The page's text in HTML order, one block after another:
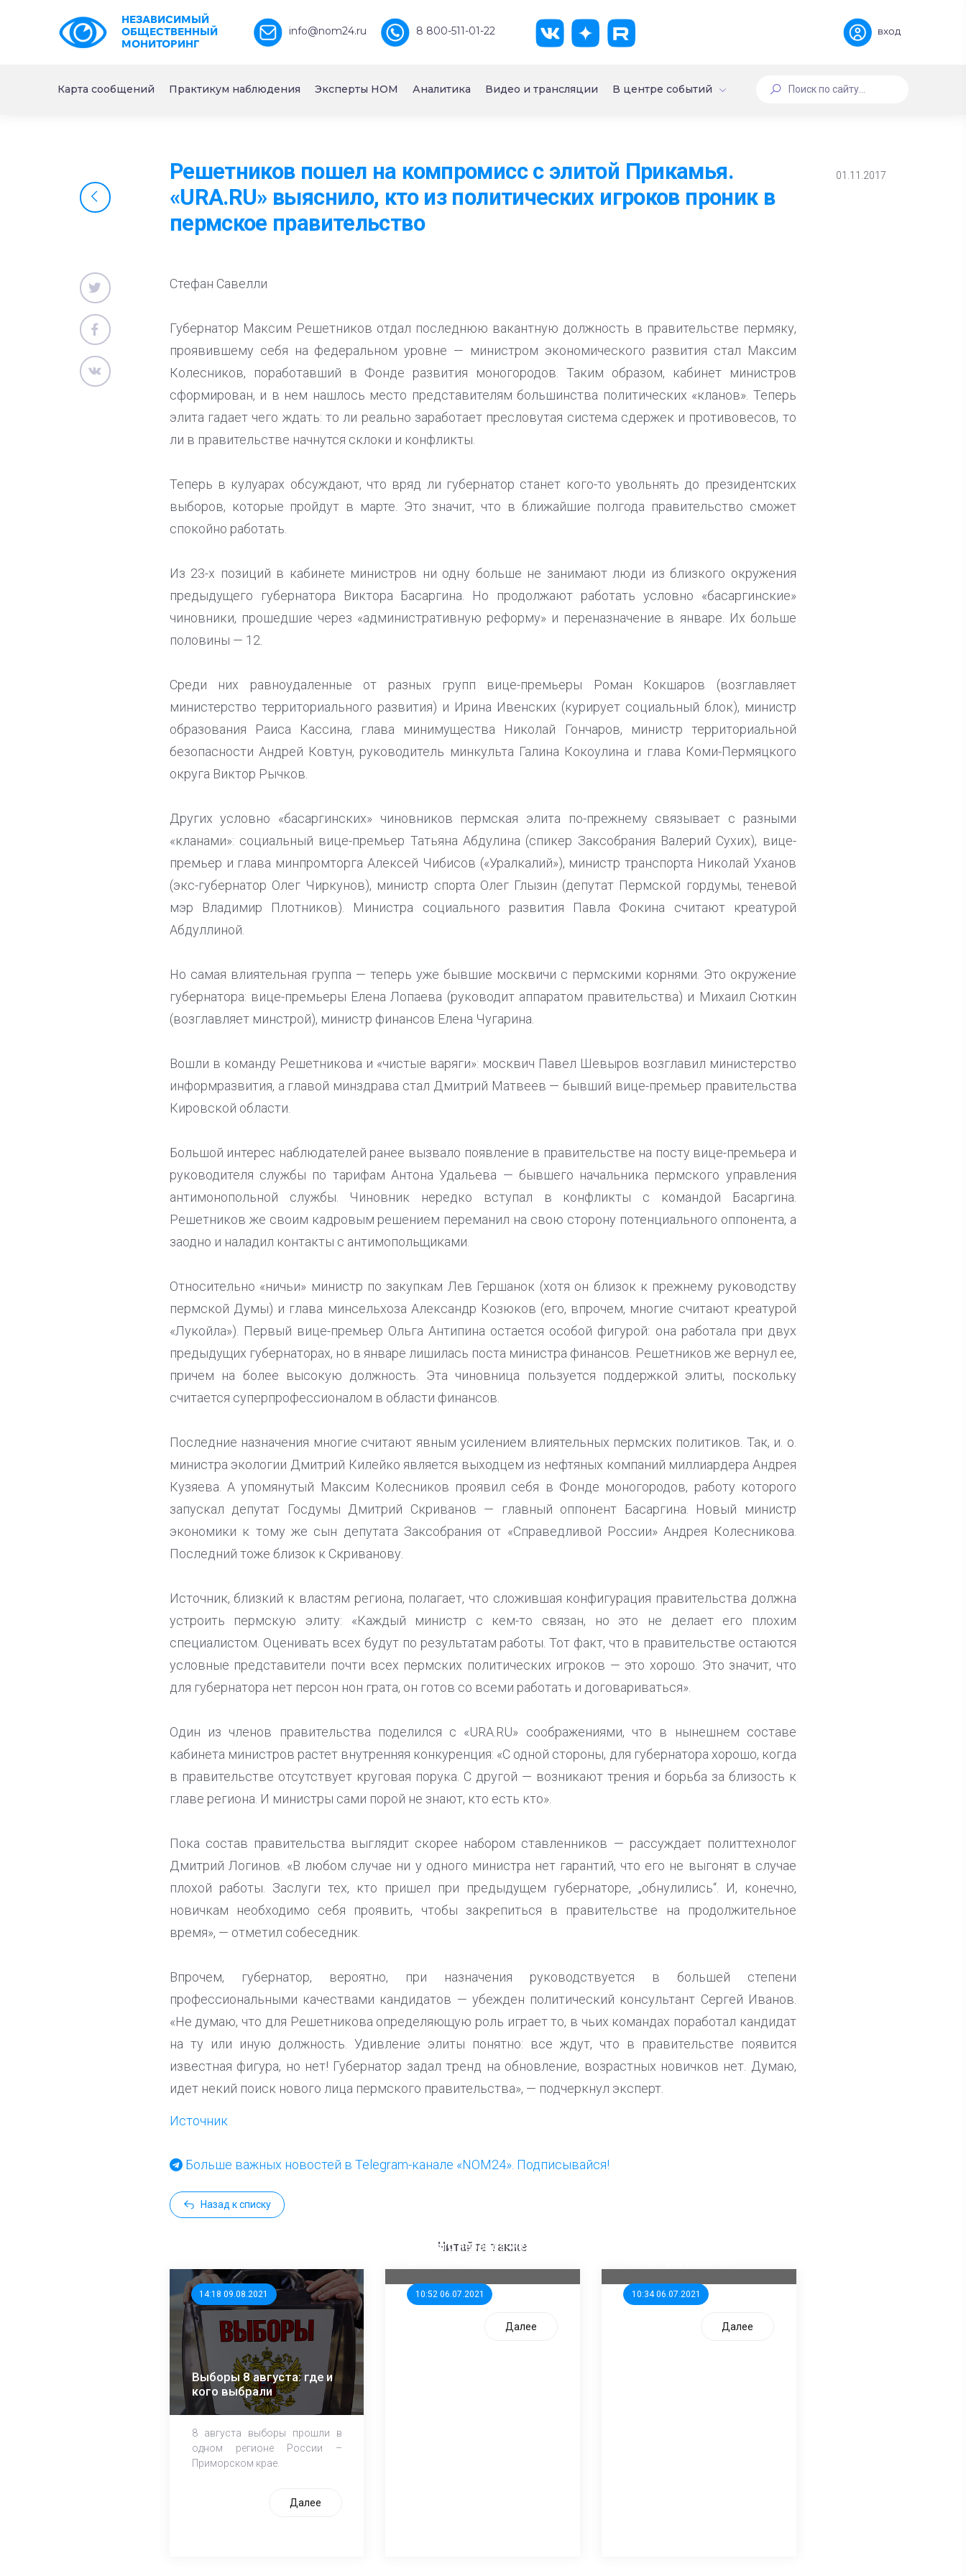
НЕЗАВИСИМЫЙ
ОБЩЕСТВЕННЫЙ
МОНИТОРИНГ
info@nom24.ru 8 800-511-01-22 вход
Карта сообщений Практикум наблюдения Эксперты НОМ Аналитика Видео и трансляции В центре событий
Решетников пошел на компромисс с элитой Прикамья.
«URA.RU» выяснило, кто из политических игроков проник в
пермское правительство
01.11.2017
Стефан Савелли
Губернатор Максим Решетников отдал последнюю вакантную должность в правительстве пермяку,
проявившему себя на федеральном уровне — министром экономического развития стал Максим
Колесников, поработавший в Фонде развития моногородов. Таким образом, кабинет министров
сформирован, и в нем нашлось место представителям большинства политических «кланов». Теперь
элита гадает чего ждать: то ли реально заработает пресловутая система сдержек и противовесов, то
ли в правительстве начнутся склоки и конфликты.
Теперь в кулуарах обсуждают, что вряд ли губернатор станет кого-то увольнять до президентских
выборов, которые пройдут в марте. Это значит, что в ближайшие полгода правительство сможет
спокойно работать.
Из 23-х позиций в кабинете министров ни одну больше не занимают люди из близкого окружения
предыдущего губернатора Виктора Басаргина. Но продолжают работать условно «басаргинские»
чиновники, прошедшие через «административную реформу» и переназначение в январе. Их больше
половины — 12.
Среди них равноудаленные от разных групп вице-премьеры Роман Кокшаров (возглавляет
министерство территориального развития) и Ирина Ивенских (курирует социальный блок), министр
образования Раиса Кассина, глава минимущества Николай Гончаров, министр территориальной
безопасности Андрей Ковтун, руководитель минкульта Галина Кокоулина и глава Коми-Пермяцкого
округа Виктор Рычков.
Других условно «басаргинских» чиновников пермская элита по-прежнему связывает с разными
«кланами»: социальный вице-премьер Татьяна Абдулина (спикер Заксобрания Валерий Сухих), вице-
премьер и глава минпромторга Алексей Чибисов («Уралкалий»), министр транспорта Николай Уханов
(экс-губернатор Олег Чиркунов), министр спорта Олег Глызин (депутат Пермской гордумы, теневой
мэр Владимир Плотников). Министра социального развития Павла Фокина считают креатурой
Абдуллиной.
Но самая влиятельная группа — теперь уже бывшие москвичи с пермскими корнями. Это окружение
губернатора: вице-премьеры Елена Лопаева (руководит аппаратом правительства) и Михаил Сюткин
(возглавляет минстрой), министр финансов Елена Чугарина.
Вошли в команду Решетникова и «чистые варяги»: москвич Павел Шевыров возглавил министерство
информразвития, а главой минздрава стал Дмитрий Матвеев — бывший вице-премьер правительства
Кировской области.
Большой интерес наблюдателей ранее вызвало появление в правительстве на посту вице-премьера и
руководителя службы по тарифам Антона Удальева — бывшего начальника пермского управления
антимонопольной службы. Чиновник нередко вступал в конфликты с командой Басаргина.
Решетников же своим кадровым решением переманил на свою сторону потенциального оппонента, а
заодно и наладил контакты с антимопольщиками.
Относительно «ничьи» министр по закупкам Лев Гершанок (хотя он близок к прежнему руководству
пермской Думы) и глава минсельхоза Александр Козюков (его, впрочем, многие считают креатурой
«Лукойла»). Первый вице-премьер Ольга Антипина остается особой фигурой: она работала при двух
предыдущих губернаторах, но в январе лишилась поста министра финансов. Решетников же вернул ее,
причем на более высокую должность. Эта чиновница пользуется поддержкой элиты, поскольку
считается суперпрофессионалом в области финансов.
Последние назначения многие считают явным усилением влиятельных пермских политиков. Так, и. о.
министра экологии Дмитрий Килейко является выходцем из нефтяных компаний миллиардера Андрея
Кузяева. А упомянутый Максим Колесников проявил себя в Фонде моногородов, работу которого
запускал депутат Госдумы Дмитрий Скриванов — главный оппонент Басаргина. Новый министр
экономики к тому же сын депутата Заксобрания от «Справедливой России» Андрея Колесникова.
Последний тоже близок к Скриванову.
Источник, близкий к властям региона, полагает, что сложившая конфигурация правительства должна
устроить пермскую элиту: «Каждый министр с кем-то связан, но это не делает его плохим
специалистом. Оценивать всех будут по результатам работы. Тот факт, что в правительстве остаются
условные представители почти всех пермских политических игроков — это хорошо. Это значит, что
для губернатора нет персон нон грата, он готов со всеми работать и договариваться».
Один из членов правительства поделился с «URA.RU» соображениями, что в нынешнем составе
кабинета министров растет внутренняя конкуренция: «С одной стороны, для губернатора хорошо, когда
в правительстве отсутствует круговая порука. С другой — возникают трения и борьба за близость к
главе региона. И министры сами порой не знают, кто есть кто».
Пока состав правительства выглядит скорее набором ставленников — рассуждает политтехнолог
Дмитрий Логинов. «В любом случае ни у одного министра нет гарантий, что его не выгонят в случае
плохой работы. Заслуги тех, кто пришел при предыдущем губернаторе, „обнулились“. И, конечно,
новичкам необходимо себя проявить, чтобы закрепиться в правительстве на продолжительное
время», — отметил собеседник.
Впрочем, губернатор, вероятно, при назначения руководствуется в большей степени
профессиональными качествами кандидатов — убежден политический консультант Сергей Иванов.
«Не думаю, что для Решетникова определяющую роль играет то, в чьих командах поработал кандидат
на ту или иную должность. Удивление элиты понятно: все ждут, что в правительстве появится
известная фигура, но нет! Губернатор задал тренд на обновление, возрастных новичков нет. Думаю,
идет некий поиск нового лица пермского правительства», — подчеркнул эксперт.
Источник
Больше важных новостей в Telegram-канале «NOM24». Подписывайся!
Назад к списку
Читайте также
14:18 09.08.2021
Выборы 8 августа: где и
кого выбрали
8 августа выборы прошли в
одном регионе России –
Приморском крае.
Далее
10:52 06.07.2021
единого перевозчика для
Далее
10:34 06.07.2021
Далее